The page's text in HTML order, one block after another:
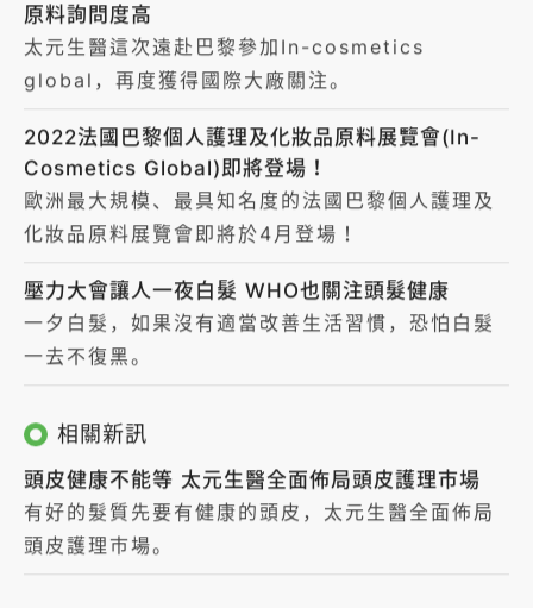
原料詢問度高
太元生醫這次遠赴巴黎參加In-cosmetics
global，再度獲得國際大廠關注。
2022法國巴黎個人護理及化妝品原料展覽會(In-
Cosmetics Global)即將登場！
歐洲最大規模、最具知名度的法國巴黎個人護理及
化妝品原料展覽會即將於4月登場！
壓力大會讓人一夜白髮 WHO也關注頭髮健康
一夕白髮，如果沒有適當改善生活習慣，恐怕白髮
一去不復黑。
相關新訊
頭皮健康不能等 太元生醫全面佈局頭皮護理市場
有好的髮質先要有健康的頭皮，太元生醫全面佈局
頭皮護理市場。